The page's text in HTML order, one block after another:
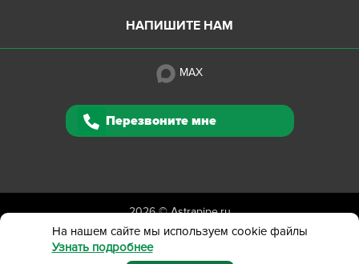
НАПИШИТЕ НАМ
MAX
Перезвоните мне
2026 ©Astrapipe.ru
Полная версия сайта
Политика конфиденциальности
На нашем сайте мы используем cookie файлы
Узнать подробнее